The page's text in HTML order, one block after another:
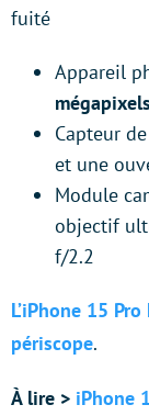
fuité
Appareil
mégapixels
Capteur
et une
Module
objectif
f/2.2
L’iPhone 15
périscope.
À lire > iPhone